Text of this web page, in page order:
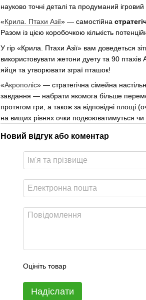
науково точні деталі та продуманий
«Крила. Птахи Азії» — самостійна
Разом із цією коробочкою кількість
У гір «Крила. Птахи Азії» вам доведеться
використовувати жетони дуету та 90
яйця та утворювати зграї пташок!
«Акрополіс» — стратегічна сімейна
завдання — набрати якомога більше
протягом гри, а також за відповідні площі
на вищих рівнях очки подвоюватимуться чи
Новий відгук або коментар
Оцініть товар
Надіслати